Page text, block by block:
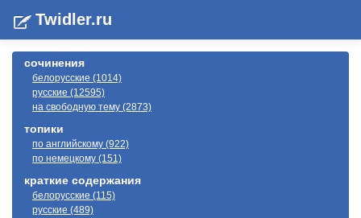
Twidler.ru
сочинения
белорусские (1014)
русские (12595)
на свободную тему (2873)
топики
по английскому (922)
по немецкому (151)
краткие содержания
белорусские (115)
русские (489)